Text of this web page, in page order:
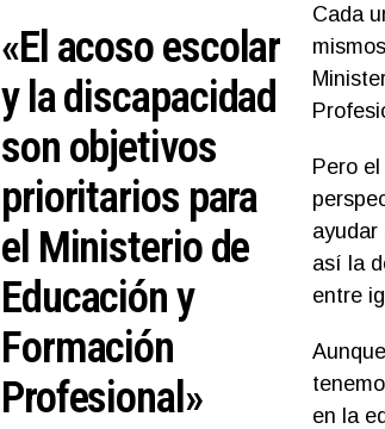
«El acoso escolar
y la discapacidad
son objetivos
prioritarios para
el Ministerio de
Educación y
Formación
Profesional»
Cada
Pero
ayudar
así la
entre
en la